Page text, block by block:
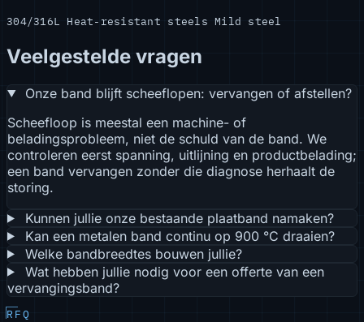
304/316L Heat-resistant steelsMild steel
Veelgestelde vragen
Onze band blijft scheeflopen: vervangen of afstellen?
Scheefloop is meestal een machine- of
beladingsprobleem, niet de schuld van de band. We
controleren eerst spanning, uitlijning en productbelading;
een band vervangen zonder die diagnose herhaalt de
storing.
Kunnen jullie onze bestaande plaatband namaken?
Kan een metalen band continu op 900 °C draaien?
Welke bandbreedtes bouwen jullie?
Wat hebben jullie nodig voor een offerte van een
vervangingsband?
RFQ